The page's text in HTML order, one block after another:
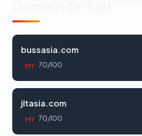
bussasia.com
MY 70/100
jltasia.com
MY 70/100